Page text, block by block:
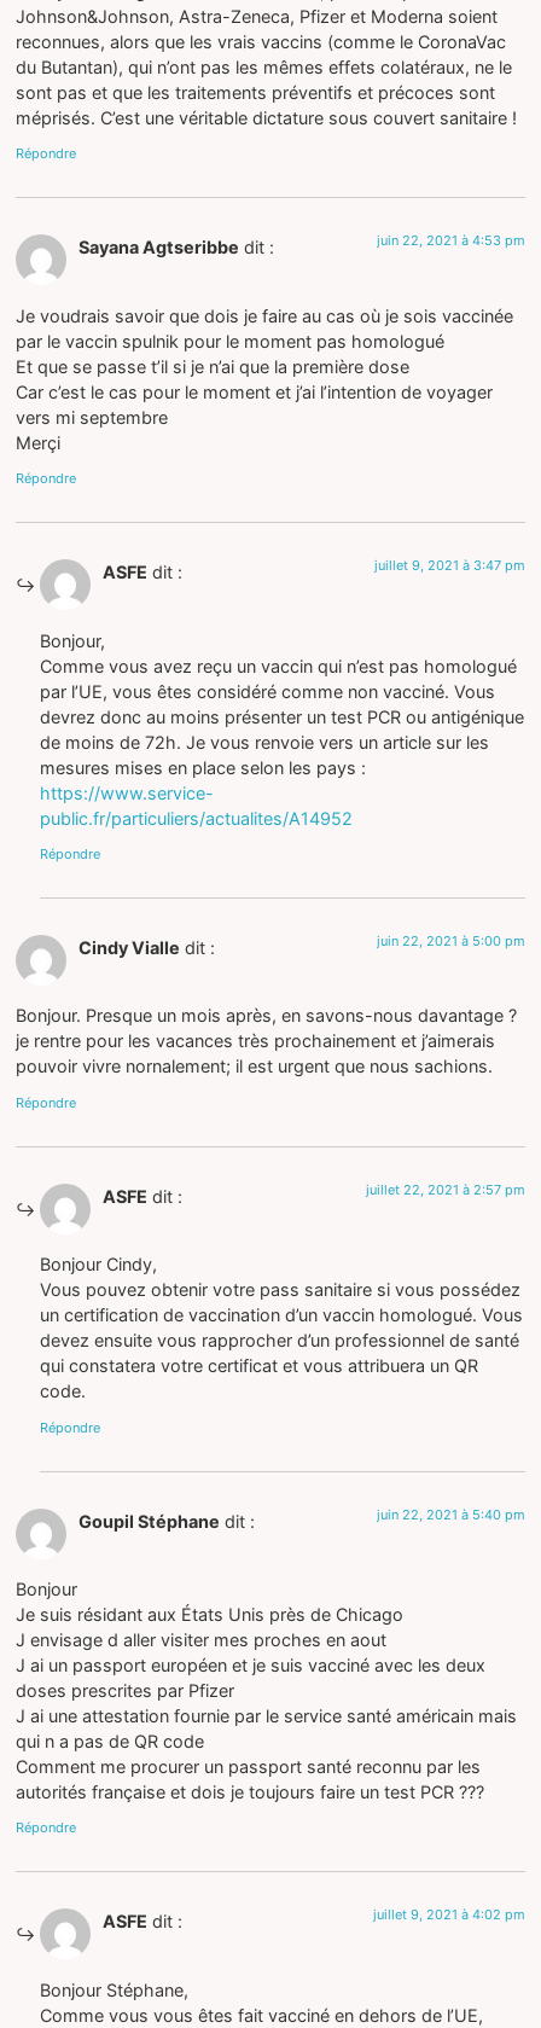
Johnson&Johnson, Astra-Zeneca, Pfizer et Moderna soient
reconnues, alors que les vrais vaccins (comme le CoronaVac
du Butantan), qui n’ont pas les mêmes effets colatéraux, ne le
sont pas et que les traitements préventifs et précoces sont
méprisés. C’est une véritable dictature sous couvert sanitaire !
Répondre
Sayana Agtseribbe dit : juin 22, 2021 à 4:53 pm
Je voudrais savoir que dois je faire au cas où je sois vaccinée
par le vaccin spulnik pour le moment pas homologué
Et que se passe t’il si je n’ai que la première dose
Car c’est le cas pour le moment et j’ai l’intention de voyager
vers mi septembre
Merçi
Répondre
ASFE dit : juillet 9, 2021 à 3:47 pm
Bonjour,
Comme vous avez reçu un vaccin qui n’est pas homologué
par l’UE, vous êtes considéré comme non vacciné. Vous
devrez donc au moins présenter un test PCR ou antigénique
de moins de 72h. Je vous renvoie vers un article sur les
mesures mises en place selon les pays :
https://www.service-
public.fr/particuliers/actualites/A14952
Répondre
Cindy Vialle dit : juin 22, 2021 à 5:00 pm
Bonjour. Presque un mois après, en savons-nous davantage ?
je rentre pour les vacances très prochainement et j’aimerais
pouvoir vivre nornalement; il est urgent que nous sachions.
Répondre
ASFE dit : juillet 22, 2021 à 2:57 pm
Bonjour Cindy,
Vous pouvez obtenir votre pass sanitaire si vous possédez
un certification de vaccination d’un vaccin homologué. Vous
devez ensuite vous rapprocher d’un professionnel de santé
qui constatera votre certificat et vous attribuera un QR
code.
Répondre
Goupil Stéphane dit : juin 22, 2021 à 5:40 pm
Bonjour
Je suis résidant aux États Unis près de Chicago
J envisage d aller visiter mes proches en aout
J ai un passport européen et je suis vacciné avec les deux
doses prescrites par Pfizer
J ai une attestation fournie par le service santé américain mais
qui n a pas de QR code
Comment me procurer un passport santé reconnu par les
autorités française et dois je toujours faire un test PCR ???
Répondre
ASFE dit : juillet 9, 2021 à 4:02 pm
Bonjour Stéphane,
Comme vous vous êtes fait vacciné en dehors de l’UE,